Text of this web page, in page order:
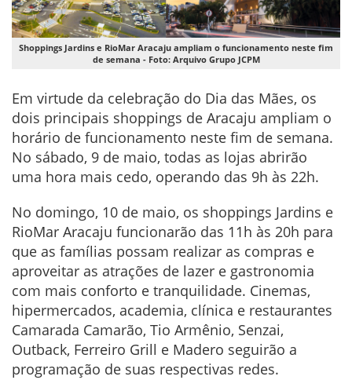
Shoppings Jardins e RioMar Aracaju ampliam o funcionamento neste fim
de semana - Foto: Arquivo Grupo JCPM
Em virtude da celebração do Dia das Mães, os
dois principais shoppings de Aracaju ampliam o
horário de funcionamento neste fim de semana.
No sábado, 9 de maio, todas as lojas abrirão
uma hora mais cedo, operando das 9h às 22h.
No domingo, 10 de maio, os shoppings Jardins e
RioMar Aracaju funcionarão das 11h às 20h para
que as famílias possam realizar as compras e
aproveitar as atrações de lazer e gastronomia
com mais conforto e tranquilidade. Cinemas,
hipermercados, academia, clínica e restaurantes
Camarada Camarão, Tio Armênio, Senzai,
Outback, Ferreiro Grill e Madero seguirão a
programação de suas respectivas redes.